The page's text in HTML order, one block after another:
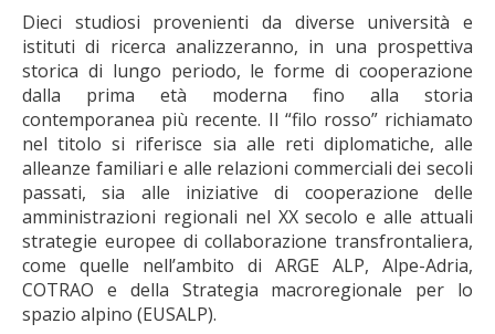
Dieci studiosi provenienti da diverse università e
istituti di ricerca analizzeranno, in una prospettiva
storica di lungo periodo, le forme di cooperazione
dalla prima età moderna fino alla storia
contemporanea più recente. Il “filo rosso” richiamato
nel titolo si riferisce sia alle reti diplomatiche, alle
alleanze familiari e alle relazioni commerciali dei secoli
passati, sia alle iniziative di cooperazione delle
amministrazioni regionali nel XX secolo e alle attuali
strategie europee di collaborazione transfrontaliera,
come quelle nell’ambito di ARGE ALP, Alpe-Adria,
COTRAO e della Strategia macroregionale per lo
spazio alpino (EUSALP).